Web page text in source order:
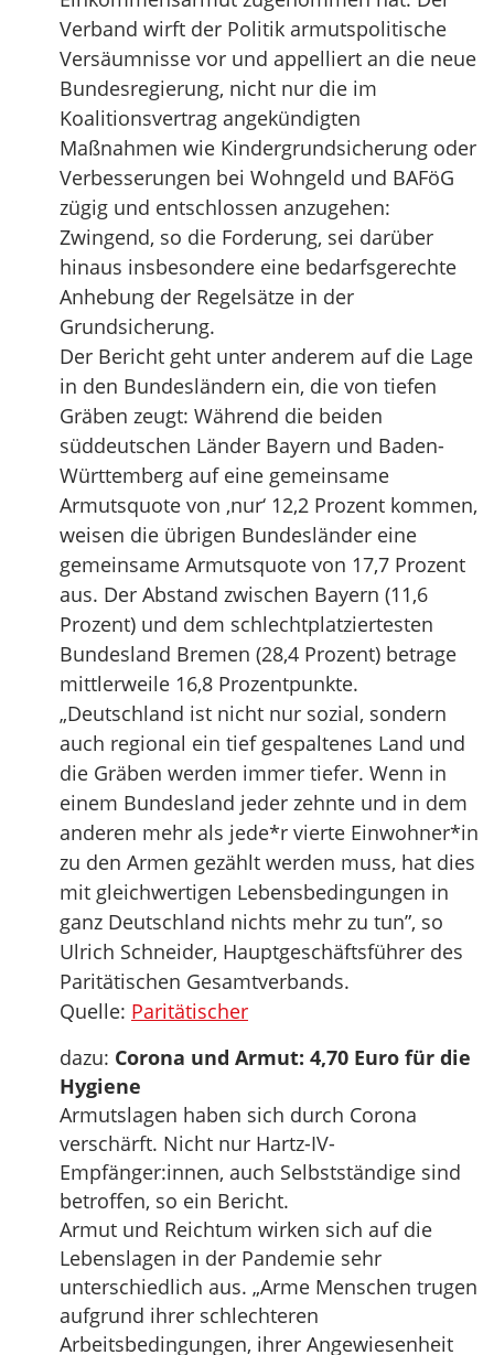
Verband wirft der Politik armutspolitische
Versäumnisse vor und appelliert an die neue
Bundesregierung, nicht nur die im
Koalitionsvertrag angekündigten
Maßnahmen wie Kindergrundsicherung oder
Verbesserungen bei Wohngeld und BAFöG
zügig und entschlossen anzugehen:
Zwingend, so die Forderung, sei darüber
hinaus insbesondere eine bedarfsgerechte
Anhebung der Regelsätze in der
Grundsicherung.
Der Bericht geht unter anderem auf die Lage
in den Bundesländern ein, die von tiefen
Gräben zeugt: Während die beiden
süddeutschen Länder Bayern und Baden-
Württemberg auf eine gemeinsame
Armutsquote von ‚nur‘ 12,2 Prozent kommen,
weisen die übrigen Bundesländer eine
gemeinsame Armutsquote von 17,7 Prozent
aus. Der Abstand zwischen Bayern (11,6
Prozent) und dem schlechtplatziertesten
Bundesland Bremen (28,4 Prozent) betrage
mittlerweile 16,8 Prozentpunkte.
„Deutschland ist nicht nur sozial, sondern
auch regional ein tief gespaltenes Land und
die Gräben werden immer tiefer. Wenn in
einem Bundesland jeder zehnte und in dem
anderen mehr als jede*r vierte Einwohner*in
zu den Armen gezählt werden muss, hat dies
mit gleichwertigen Lebensbedingungen in
ganz Deutschland nichts mehr zu tun”, so
Ulrich Schneider, Hauptgeschäftsführer des
Paritätischen Gesamtverbands.
Quelle: Paritätischer
dazu: Corona und Armut: 4,70 Euro für die
Hygiene
Armutslagen haben sich durch Corona
verschärft. Nicht nur Hartz-IV-
Empfänger:innen, auch Selbstständige sind
betroffen, so ein Bericht.
Armut und Reichtum wirken sich auf die
Lebenslagen in der Pandemie sehr
unterschiedlich aus. „Arme Menschen trugen
aufgrund ihrer schlechteren
Arbeitsbedingungen, ihrer Angewiesenheit